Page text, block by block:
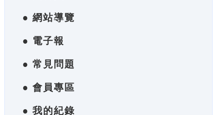
● 網站導覽
● 電子報
● 常見問題
● 會員專區
● 我的紀錄